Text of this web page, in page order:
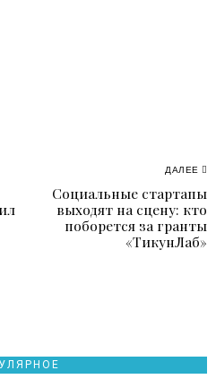
ДАЛЕЕ
Социальные стартапы
выходят на сцену: кто
поборется за гранты
«ТикунЛаб»